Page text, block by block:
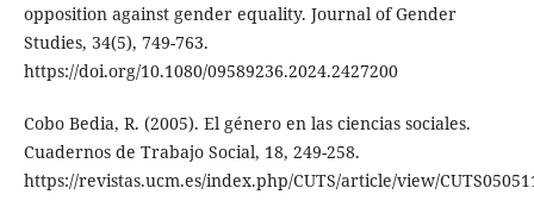
opposition against gender equality. Journal of Gender
Studies, 34(5), 749-763.
https://doi.org/10.1080/09589236.2024.2427200
Cobo Bedia, R. (2005). El género en las ciencias sociales.
Cuadernos de Trabajo Social, 18, 249-258.
https://revistas.ucm.es/index.php/CUTS/article/view/